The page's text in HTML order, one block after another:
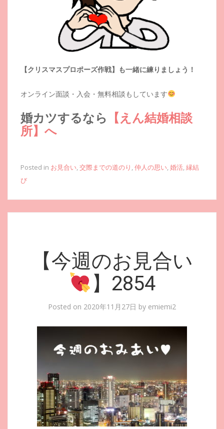
【クリスマスプロポーズ作戦】も一緒に練りましょう！
オンライン面談・入会・無料相談もしています
婚カツするなら
【えん結婚相談
所】へ
Posted in お見合い,交際までの道のり ,仲人の思い,婚活,縁結
び
【今週のお見合い
】2854
Posted on 2020年11月27日 by emiemi2